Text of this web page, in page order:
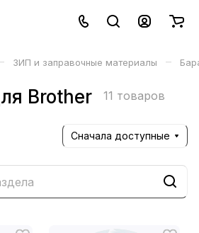
ЗИП и заправочные материалы –
Brother 11 товаров
Сначала доступные